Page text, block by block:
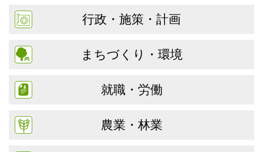
行政・施策・計画
まちづくり・環境
就職・労働
農業・林業